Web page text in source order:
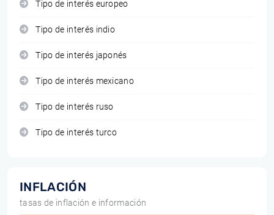
Tipo de interés europeo
Tipo de interés indio
Tipo de interés japonés
Tipo de interés mexicano
Tipo de interés ruso
Tipo de interés turco
INFLACIÓN
tasas de inflación e información